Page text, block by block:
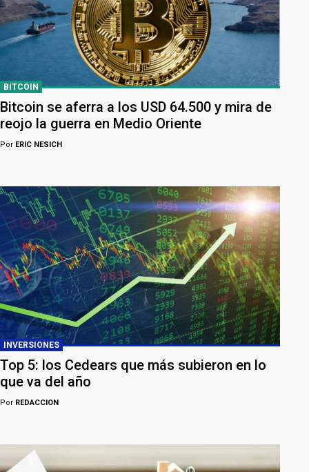
BITCOIN
Bitcoin se aferra a los USD 64.500 y mira de
reojo la guerra en Medio Oriente
Por ERIC NESICH
INVERSIONES
Top 5: los Cedears que más subieron en lo
que va del año
Por REDACCION